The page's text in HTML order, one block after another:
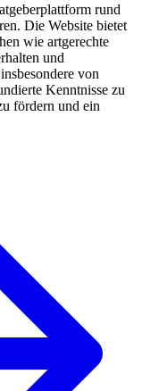
rund
Die Website bietet
wie artgerechte
und
von
Kenntnisse zu
fördern und ein